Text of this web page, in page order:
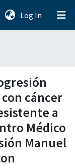
Log In (current)
cáncer
a
Médico
Manuel